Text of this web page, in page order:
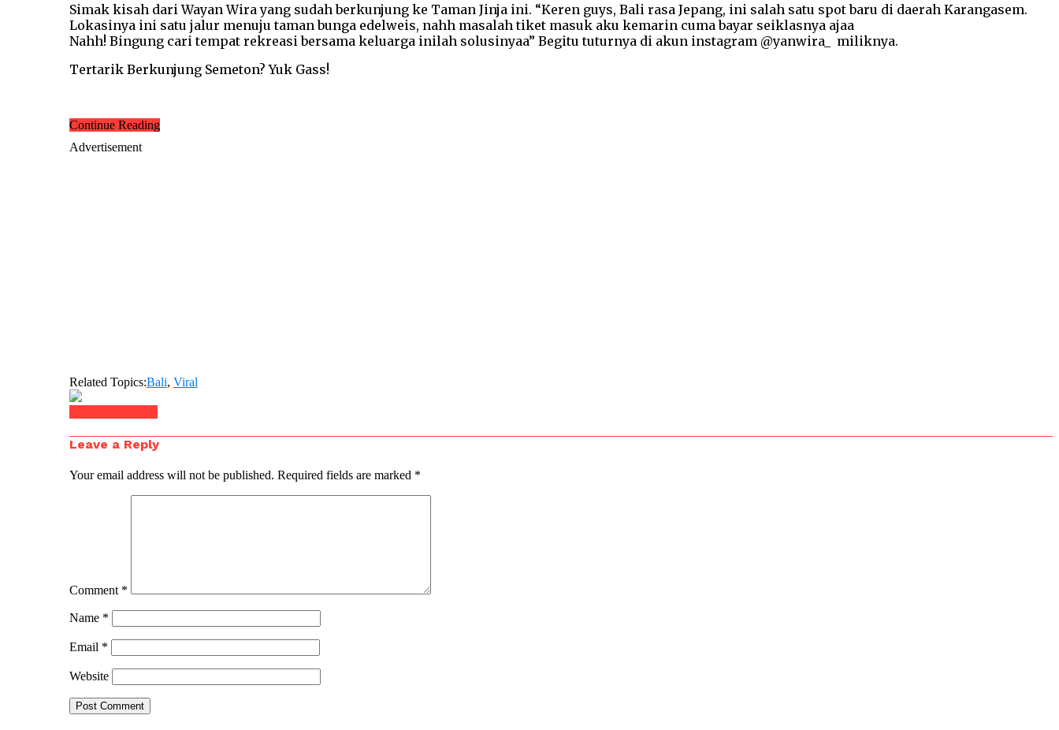
Simak kisah dari Wayan Wira yang sudah berkunjung ke Taman Jinja ini. “Keren guys, Bali rasa Jepang, ini salah satu spot baru di daerah Karangasem.
Lokasinya ini satu jalur menuju taman bunga edelweis, nahh masalah tiket masuk aku kemarin cuma bayar seiklasnya ajaa
Nahh! Bingung cari tempat rekreasi bersama keluarga inilah solusinyaa” Begitu tuturnya di akun instagram @yanwira_ miliknya.
Tertarik Berkunjung Semeton? Yuk Gass!
Continue Reading
Advertisement
Related Topics:Bali, Viral
Leave a Reply
Your email address will not be published. Required fields are marked *
Comment *
Name *
Email *
Website